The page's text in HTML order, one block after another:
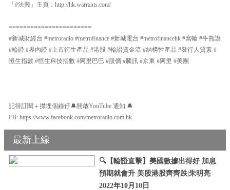
「#法興」主頁：http://hk.warrants.com/
=======================
#新城財經台 #metroradio #metrofinance #新城電台 #metrofinancehk #窩輪 #牛熊證
#輪證 #界內證 #上市衍生產品 #港股 #輪證資金流 #結構性產品 #發行人質素 #
恒生指數 #恒生科技指數 #阿里巴巴 #股價 #騰訊 #京東 #阿里 #美團
記得訂閱＋㩒埋個鐘仔🔔開啟YouTube 通知 🔔
FB: https://www.facebook.com/metroradio.com.hk
最新上線
🔍【輪證直擊】美國數據出得好 加息
預期就會升 美股港股齊齊跌|朱明亮
2022年10月10日